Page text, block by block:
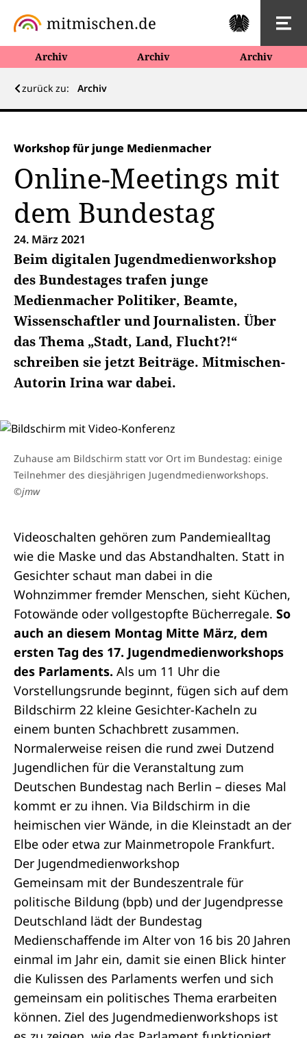
Archiv Archiv Archiv
zurück zu: Archiv
Workshop für junge Medienmacher
Online-Meetings mit
dem Bundestag
24. März 2021
Beim digitalen Jugendmedienworkshop
des Bundestages trafen junge
Medienmacher Politiker, Beamte,
Wissenschaftler und Journalisten. Über
das Thema „Stadt, Land, Flucht?!“
schreiben sie jetzt Beiträge. Mitmischen-
Autorin Irina war dabei.
Zuhause am Bildschirm statt vor Ort im Bundestag: einige
Teilnehmer des diesjährigen Jugendmedienworkshops.
©jmw
Videoschalten gehören zum Pandemiealltag
wie die Maske und das Abstandhalten. Statt in
Gesichter schaut man dabei in die
Wohnzimmer fremder Menschen, sieht Küchen,
Fotowände oder vollgestopfte Bücherregale. So
auch an diesem Montag Mitte März, dem
ersten Tag des 17. Jugendmedienworkshops
des Parlaments. Als um 11 Uhr die
Vorstellungsrunde beginnt, fügen sich auf dem
Bildschirm 22 kleine Gesichter-Kacheln zu
einem bunten Schachbrett zusammen.
Normalerweise reisen die rund zwei Dutzend
Jugendlichen für die Veranstaltung zum
Deutschen Bundestag nach Berlin – dieses Mal
kommt er zu ihnen. Via Bildschirm in die
heimischen vier Wände, in die Kleinstadt an der
Elbe oder etwa zur Mainmetropole Frankfurt.
Der Jugendmedienworkshop
Gemeinsam mit der Bundeszentrale für
politische Bildung (bpb) und der Jugendpresse
Deutschland lädt der Bundestag
Medienschaffende im Alter von 16 bis 20 Jahren
einmal im Jahr ein, damit sie einen Blick hinter
die Kulissen des Parlaments werfen und sich
gemeinsam ein politisches Thema erarbeiten
können. Ziel des Jugendmedienworkshops ist